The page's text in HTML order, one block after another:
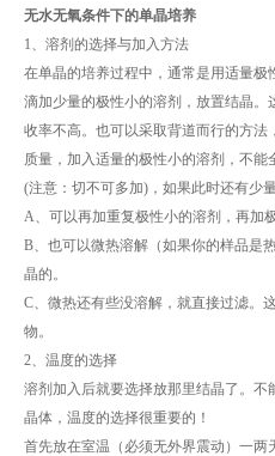
无水无氧条件下的单晶培养
1、溶剂的选择与加入方法
在单晶的培养过程中，通常是用适量
滴加少量的极性小的溶剂，放置结晶
收率不高。也可以采取背道而行的方
质量，加入适量的极性小的溶剂，不能
(注意：切不可多加)，如果此时还有少
A、可以再加重复极性小的溶剂，再加
B、也可以微热溶解（如果你的样品是
晶的。
C、微热还有些没溶解，就直接过滤。
物。
2、温度的选择
溶剂加入后就要选择放那里结晶了。
晶体，温度的选择很重要的！
首先放在室温（必须无外界震动）一